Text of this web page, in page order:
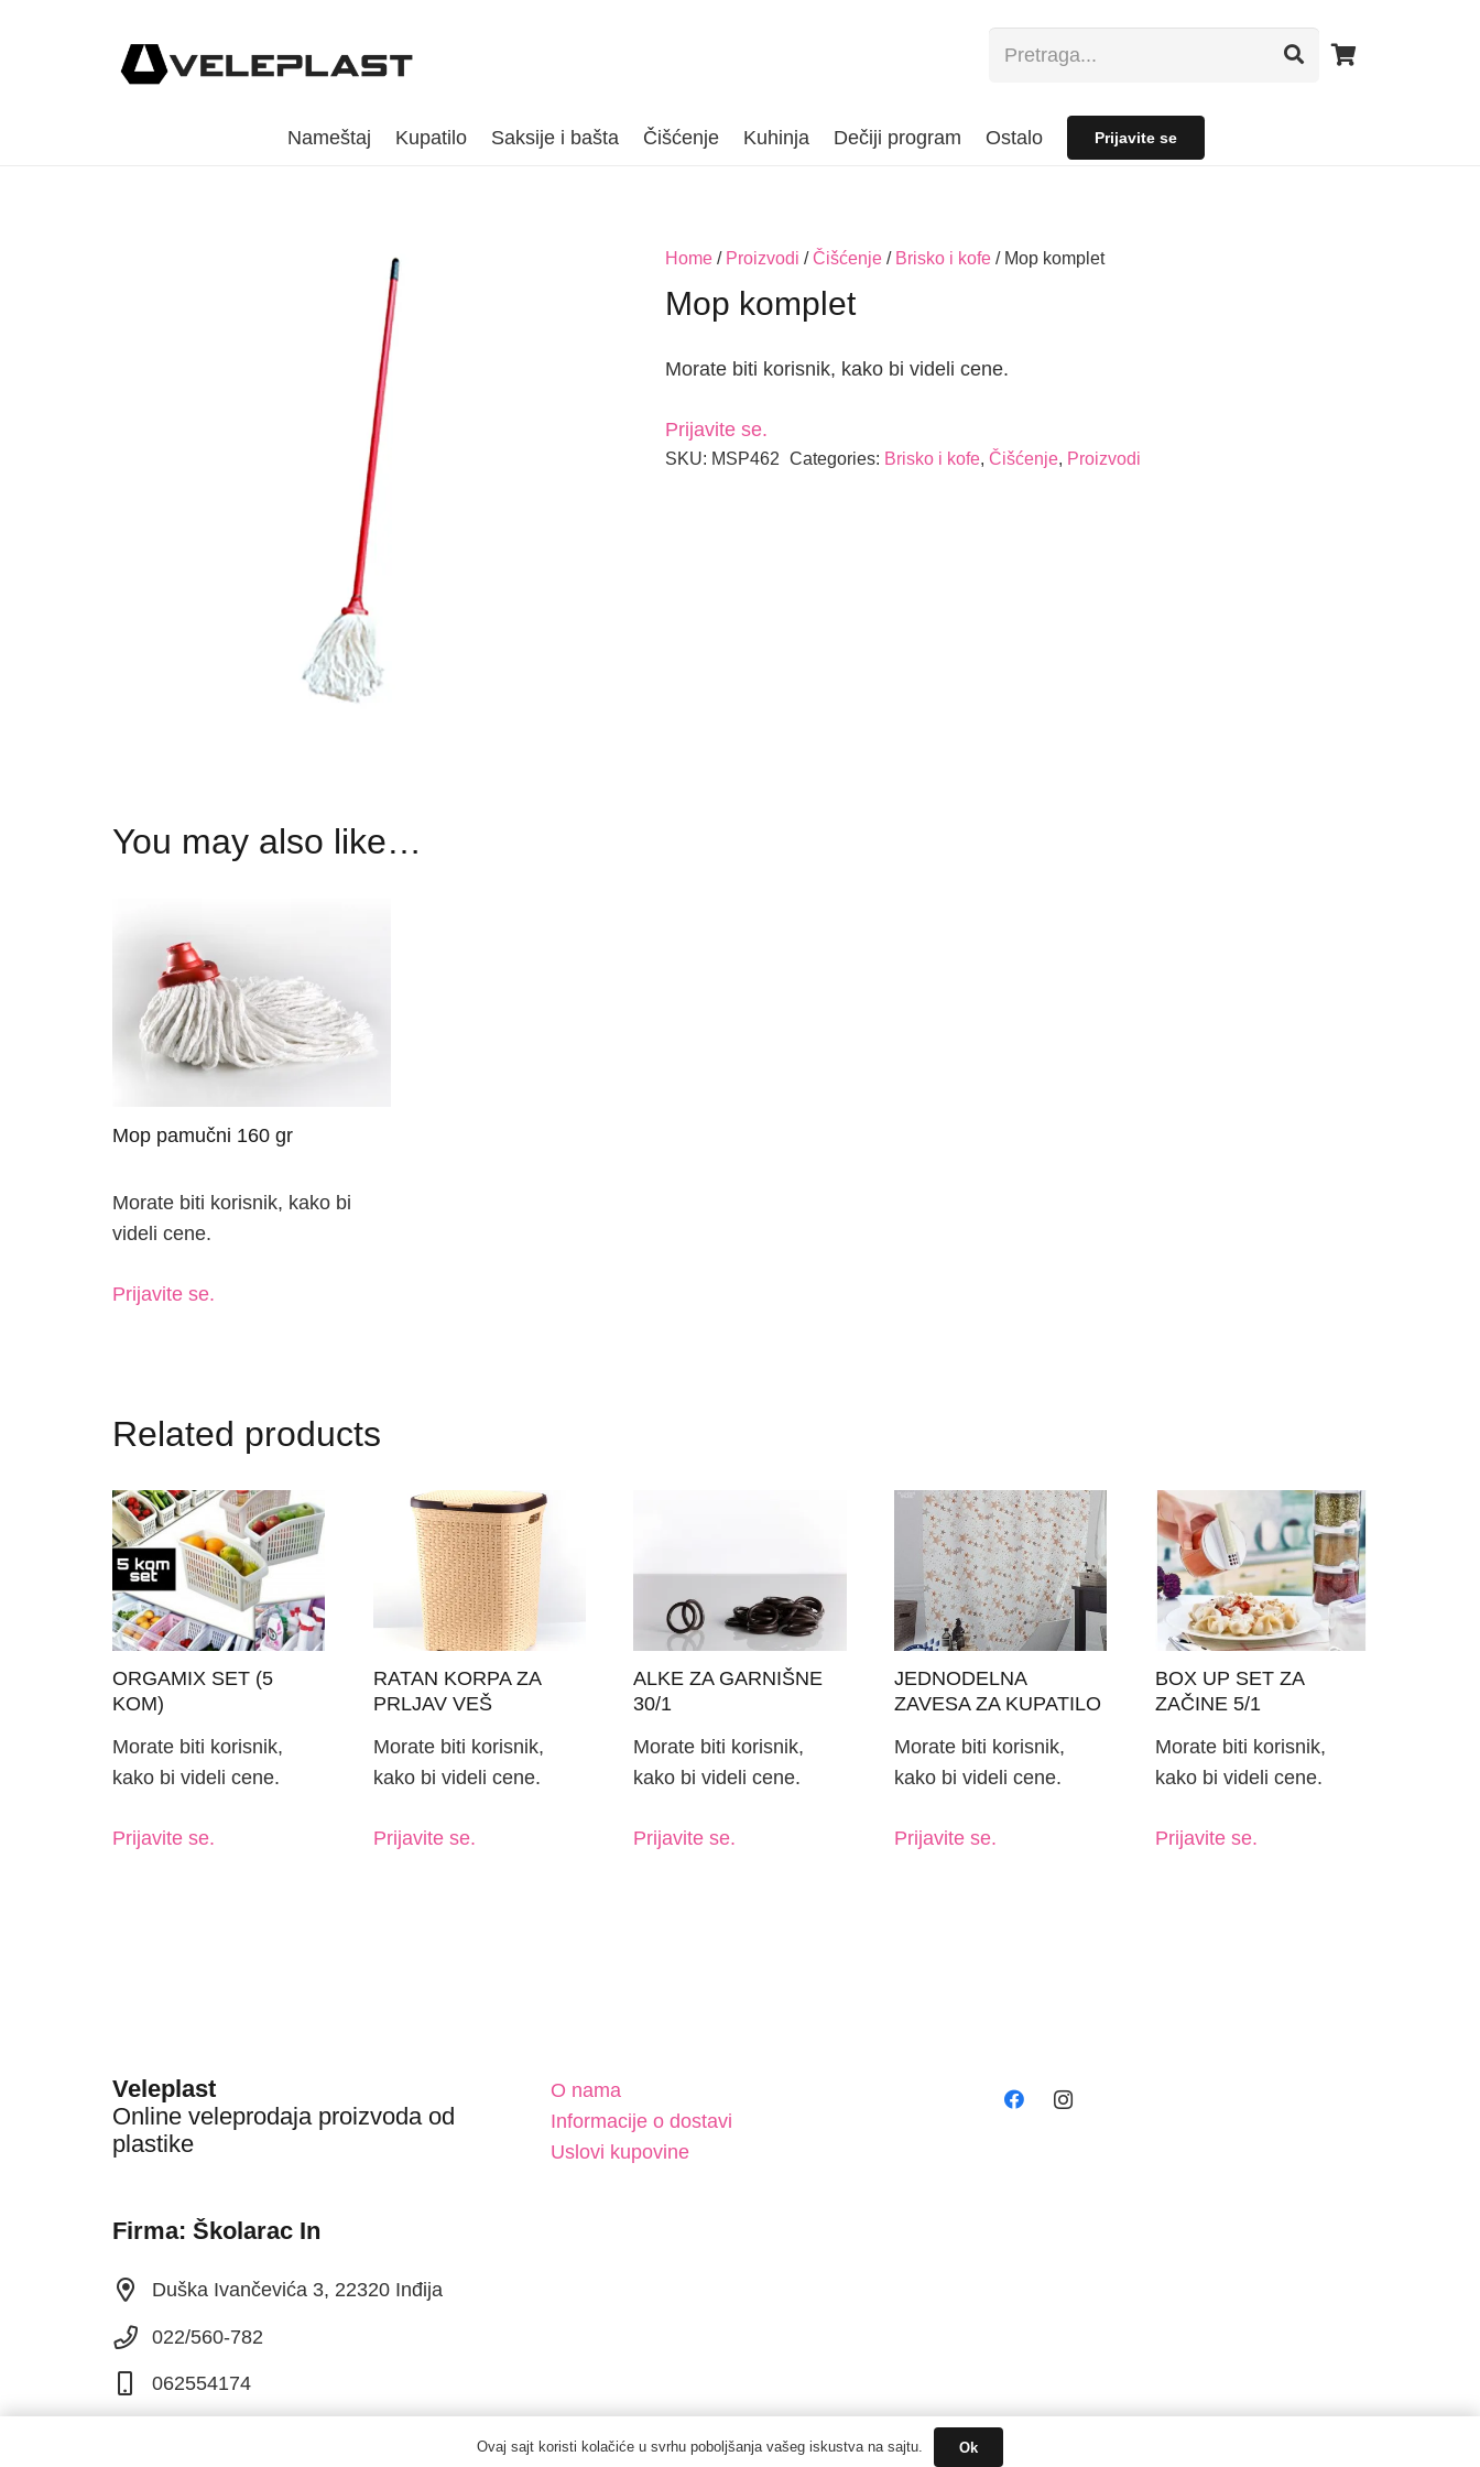
Nameštaj Kupatilo Saksije i bašta Čišćenje Kuhinja Dečiji program Ostalo Prijavite se
Home/ Proizvodi /Čišćenje/ Brisko i kofe/ Mop komplet
Mop komplet
Morate biti korisnik, kako bi videli cene.
Prijavite se.
SKU: MSP462 Categories: Brisko i kofe, Čišćenje, Proizvodi
You may also like…
Mop pamučni 160 gr
Morate biti korisnik, kako bi
videli cene.
Prijavite se.
Related products
ORGAMIX SET (5
KOM)
Morate biti korisnik,
kako bi videli cene.
Prijavite se.
RATAN KORPA ZA
PRLJAV VEŠ
Morate biti korisnik,
kako bi videli cene.
Prijavite se.
ALKE ZA GARNIŠNE
30/1
Morate biti korisnik,
kako bi videli cene.
Prijavite se.
JEDNODELNA
ZAVESA ZA KUPATILO
Morate biti korisnik,
kako bi videli cene.
Prijavite se.
BOX UP SET ZA
ZAČINE 5/1
Morate biti korisnik,
kako bi videli cene.
Prijavite se.
Veleplast
Online veleprodaja proizvoda od
plastike
Firma: Školarac In
Duška Ivančevića 3, 22320 Inđija
022/560-782
062554174
O nama
Informacije o dostavi
Uslovi kupovine
Ovaj sajt koristi kolačiće u svrhu poboljšanja vašeg iskustva na sajtu. Ok